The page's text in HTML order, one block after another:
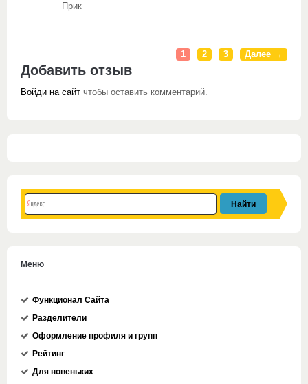
Прик
1 2 3 Далее →
Добавить отзыв
Войди на сайт чтобы оставить комментарий.
Меню
Функционал Сайта
Разделители
Оформление профиля и групп
Рейтинг
Для новеньких